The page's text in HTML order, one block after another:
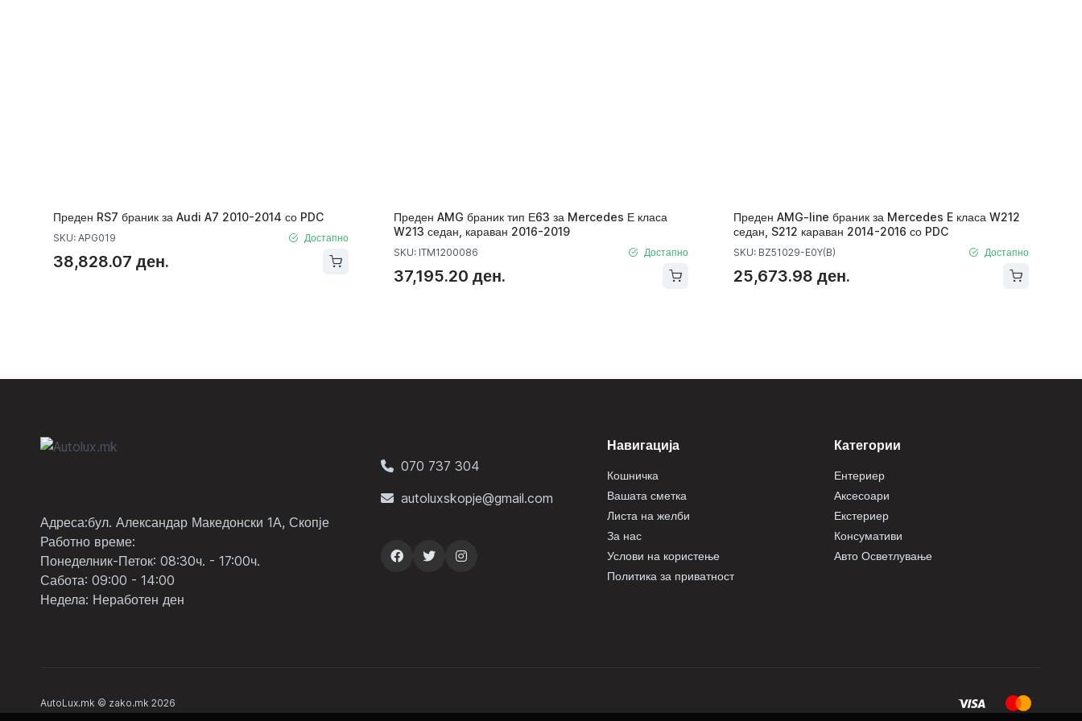
Преден RS7 браник за Audi A7 2010-2014 со PDC
SKU: APG019 Достапно
38,828.07 ден.
Преден AMG браник тип Е63 за Mercedes Е класа
W213 седан, караван 2016-2019
SKU: ITM1200086 Достапно
37,195.20 ден.
Преден AMG-line браник за Mercedes E класа W212
седан, S212 караван 2014-2016 со PDC
SKU: BZ51029-E0Y(B) Достапно
25,673.98 ден.
Адреса:бул. Александар Македонски 1А, Скопје
Работно време:
Понеделник-Петок: 08:30ч. - 17:00ч.
Сабота: 09:00 - 14:00
Неделa: Неработен ден
070 737 304
autoluxskopje@gmail.com
Навигација
Кошничка
Вашата сметка
Листа на желби
За нас
Услови на користење
Политика за приватност
Категории
Ентериер
Аксесоари
Екстериер
Консумативи
Авто Осветлување
AutoLux.mk © zako.mk 2026